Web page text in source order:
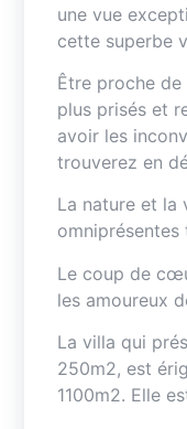
une vue
cette superbe
Être proche
plus prisés et
avoir les
trouverez en
La nature et la
omniprésentes
Le coup de
les amoureux
La villa qui
250m2, est
1100m2. Elle